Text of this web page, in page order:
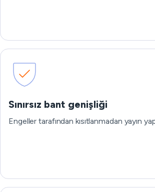
Sınırsız bant genişliği
Engeller tarafından kısıtlanmadan yayın